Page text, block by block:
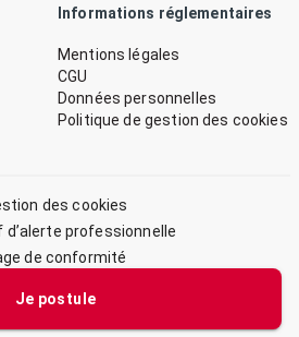
Je postule
Informations réglementaires
Mentions légales
CGU
Données personnelles
Politique de gestion des cookies
des cookies
d’alerte professionnelle
de conformité
© 2026 CRIT